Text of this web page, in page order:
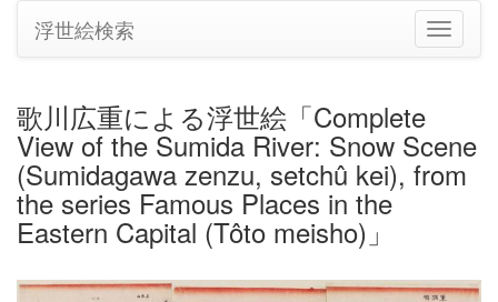
ナ
ビ
ョ
の
え
浮世絵検索
歌川広重による浮世絵「Complete
View of the Sumida River: Snow Scene
(Sumidagawa zenzu, setchû kei), from
the series Famous Places in the
Eastern Capital (Tôto meisho)」